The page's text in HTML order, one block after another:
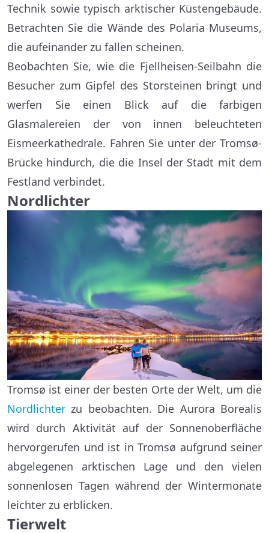
Technik sowie typisch arktischer Küstengebäude.
Betrachten Sie die Wände des Polaria Museums,
die aufeinander zu fallen scheinen.
Beobachten Sie, wie die Fjellheisen-Seilbahn die
Besucher zum Gipfel des Storsteinen bringt und
werfen Sie einen Blick auf die farbigen
Glasmalereien der von innen beleuchteten
Eismeerkathedrale. Fahren Sie unter der Tromsø-
Brücke hindurch, die die Insel der Stadt mit dem
Festland verbindet.
Nordlichter
Tromsø ist einer der besten Orte der Welt, um die
Nordlichter zu beobachten. Die Aurora Borealis
wird durch Aktivität auf der Sonnenoberfläche
hervorgerufen und ist in Tromsø aufgrund seiner
abgelegenen arktischen Lage und den vielen
sonnenlosen Tagen während der Wintermonate
leichter zu erblicken.
Tierwelt